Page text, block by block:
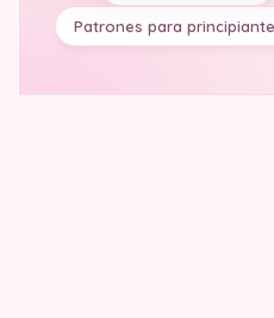
Patrones para